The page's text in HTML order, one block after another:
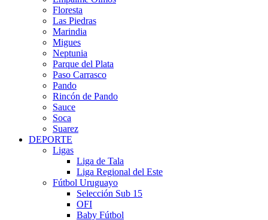
Floresta
Las Piedras
Marindia
Migues
Neptunia
Parque del Plata
Paso Carrasco
Pando
Rincón de Pando
Sauce
Soca
Suarez
DEPORTE
Ligas
Liga de Tala
Liga Regional del Este
Fútbol Uruguayo
Selección Sub 15
OFI
Baby Fútbol